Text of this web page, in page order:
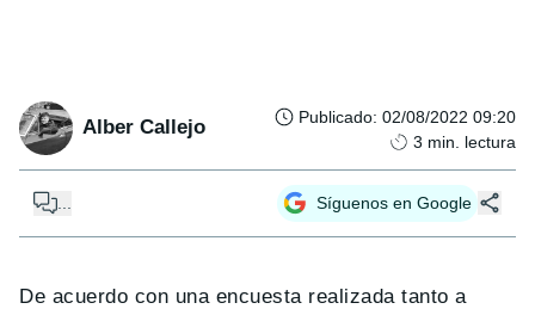
Alber Callejo Publicado: 02/08/2022 09:20
3 min. lectura
Síguenos en Google
De acuerdo con una encuesta realizada tanto a